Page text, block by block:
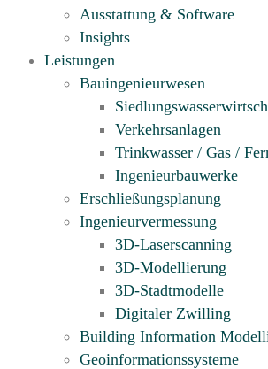
Ausstattung & Software
Insights
Leistungen
Bauingenieurwesen
Verkehrsanlagen
Trinkwasser / Gas /
Ingenieurbauwerke
Erschließungsplanung
Ingenieurvermessung
3D-Laserscanning
3D-Modellierung
3D-Stadtmodelle
Digitaler Zwilling
Building Information
Geoinformationssysteme